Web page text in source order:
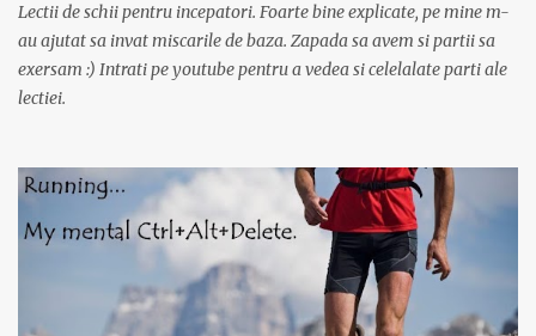
Bucuresti spre Tulcea cu acceleratul de la 5:40, pe care l-am prins la
mustata intrucat primul metrou vine la ora 5. Trenul a fost foarte
aglomerat, multa lume mergand la Sfantu Gheorghe unde luni
incepea festivalul de film Anonimul. Pe geam am vazut
una cu 3 persoane; spre norocul nostru toti se inghesuiau sa ia
bilete spre Sf. Gheorg...
Lectii de schii pentru incepatori. Foarte bine explicate, pe mine m-
au ajutat sa invat miscarile de baza. Zapada sa avem si partii sa
exersam :) Intrati pe youtube pentru a vedea si celelalate parti ale
lectiei.